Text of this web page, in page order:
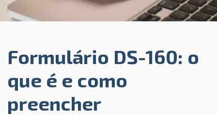
Formulário DS-160: o
que é e como
preencher